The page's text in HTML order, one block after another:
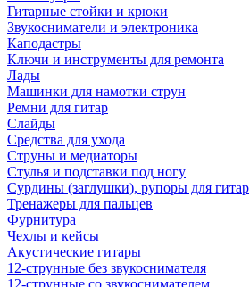
Гитарные стойки и крюки
Звукосниматели и электроника
Каподастры
Ключи и инструменты для ремонта
Лады
Машинки для намотки струн
Ремни для гитар
Слайды
Средства для ухода
Струны и медиаторы
Стулья и подставки под ногу
Сурдины (заглушки), рупоры для гитар
Тренажеры для пальцев
Фурнитура
Чехлы и кейсы
Акустические гитары
12-струнные без звукоснимателя
12-струнные со звукоснимателем